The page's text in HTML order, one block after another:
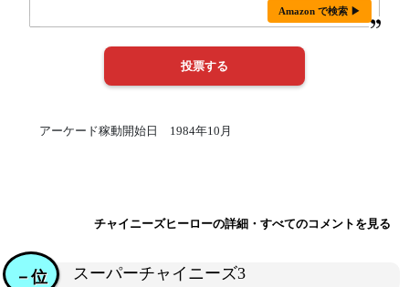
Amazon で検索 ▶
アーケード稼動開始日 1984年10月
チャイニーズヒーローの詳細・すべてのコメントを見る
スーパーチャイニーズ3
－位